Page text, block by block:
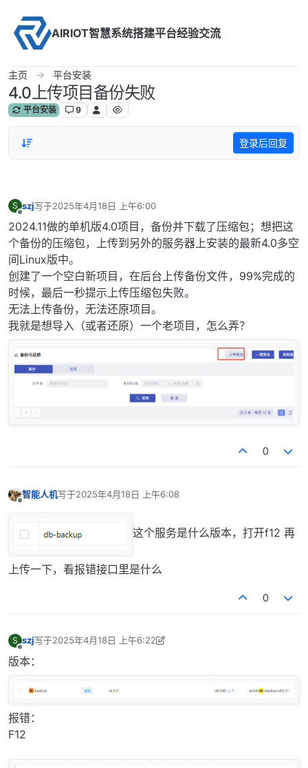
AIRIOT智慧系统搭建平台经验交流
主页 平台安装
4.0上传项目备份失败
平台安装 9
登录后回复
S szj写于2025年4月18日 上午6:00
最后由 编辑
2024.11做的单机版4.0项目，备份并下载了压缩包；想把这
个备份的压缩包，上传到另外的服务器上安装的最新4.0多空
间Linux版中。
创建了一个空白新项目，在后台上传备份文件，99%完成的
时候，最后一秒提示上传压缩包失败。
无法上传备份，无法还原项目。
我就是想导入（或者还原）一个老项目，怎么弄？
0
智能人机写于2025年4月18日 上午6:08
最后由 编辑
这个服务是什么版本，打开f12 再
上传一下，看报错接口里是什么
0
S szj写于2025年4月18日 上午6:22
最后由 szj 编辑 2025年4月18日 下午2:27
版本：
报错：
F12